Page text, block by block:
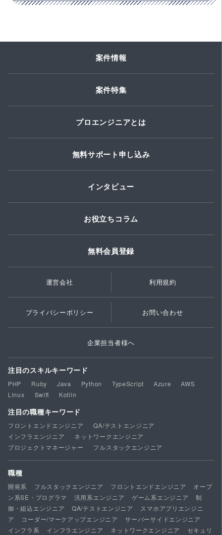
案件情報
案件特集
プロエンジニアとは
無料サポート申し込み
インタビュー
お役立ちコラム
無料会員登録
運営会社 利用規約
プライバシーポリシー お問い合わせ
企業担当者様へ
注目のスキルキーワード
PHP Ruby Java Python TypeScript Azure
AWS
Linux
Swift Kotlin
注目の職種キーワード
フロントエンドエンジニア
QA/テストエンジニア
インフラエンジニア
ネットワークエンジニア
プロジェクトマネージャー
フルスタックエンジニア
職種
開発系 フルスタックエンジニア フロントエンドエンジニア
オープ
ン系SE・プログラマ
汎用系エンジニア ゲーム系エンジニア
制
御・組込エンジニア
QA/テストエンジニア
スマホアプリエンジニ
ア
コーダー/マークアップエンジニア
サーバーサイドエンジニア
インフラ系
インフラエンジニア ネットワークエンジニア
セキュリ